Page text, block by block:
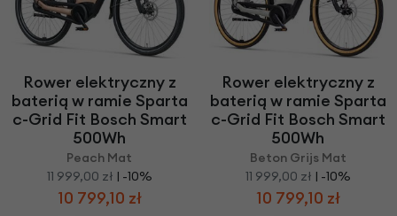
Rower elektryczny z
baterią w ramie Sparta
c-Grid Fit Bosch Smart
500Wh
Peach Mat
11 999,00 zł | -10%
10 799,10 zł
Rower elektryczny z
baterią w ramie Sparta
c-Grid Fit Bosch Smart
500Wh
Beton Grijs Mat
11 999,00 zł | -10%
10 799,10 zł